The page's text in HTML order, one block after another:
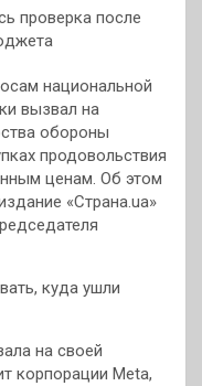
национальной
вызвал на
обороны
продовольствия
ценам. Об этом
«Страна.ua»
куда ушли
на своей
корпорации Meta,